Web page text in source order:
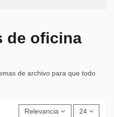
de oficina
de archivo para que todo
Relevancia 24